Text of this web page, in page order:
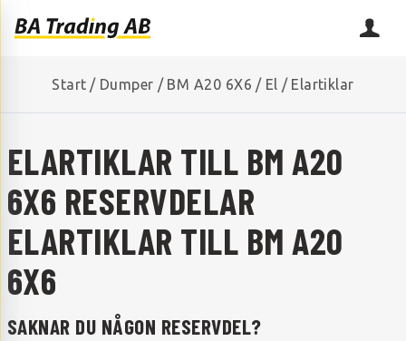
Start / Dumper / BM A20 6X6 / El / Elartiklar
ELARTIKLAR TILL BM A20
6X6 RESERVDELAR
ELARTIKLAR TILL BM A20
6X6
SAKNAR DU NÅGON RESERVDEL?